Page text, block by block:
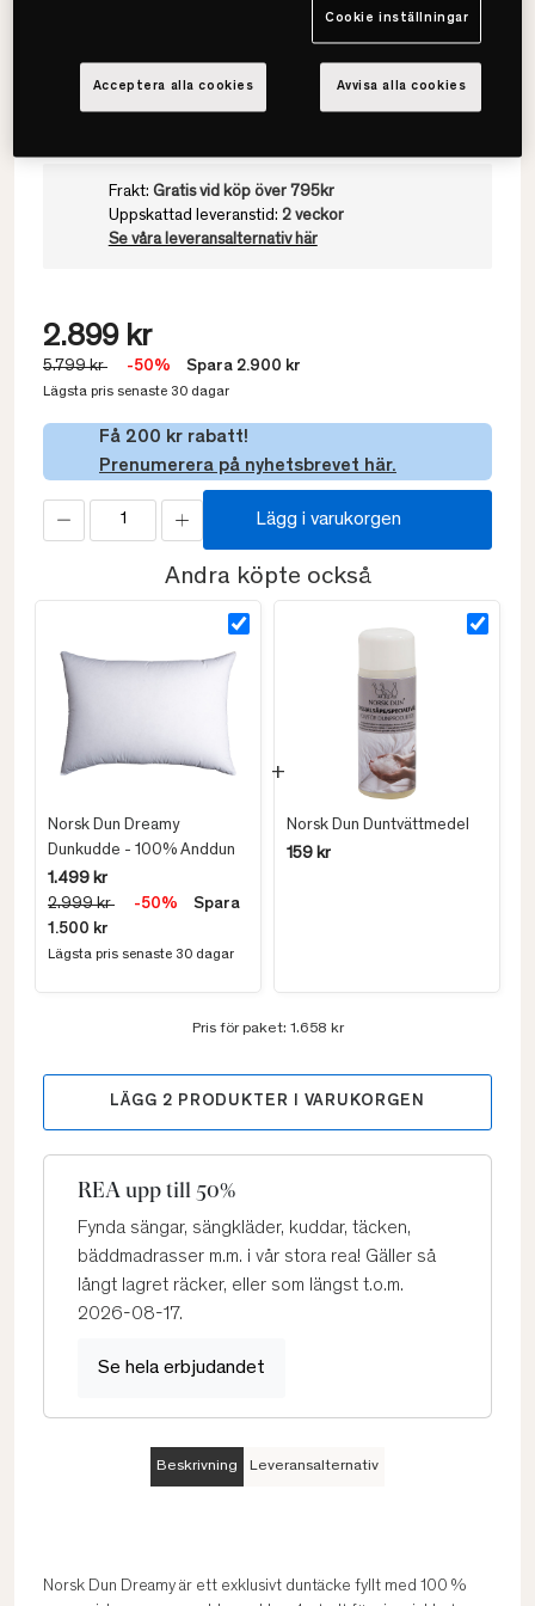
Medelvarmt
Frakt: Gratis vid köp över 795kr
Uppskattad leveranstid: 2 veckor
Se våra leveransalternativ här
2.899 kr
5.799 kr -50% Spara 2.900 kr
Lägsta pris senaste 30 dagar
Få 200 kr rabatt!
Prenumerera på nyhetsbrevet här.
Lägg i varukorgen
Andra köpte också
Norsk Dun Dreamy
Dunkudde - 100% Anddun
1.499 kr
2.999 kr
-50%
Spara
1.500 kr
Lägsta pris senaste 30 dagar
Norsk Dun Duntvättmedel
159 kr
Pris för paket: 1.658 kr
LÄGG 2 PRODUKTER I VARUKORGEN
REA upp till 50%
Fynda sängar, sängkläder, kuddar, täcken,
bäddmadrasser m.m. i vår stora rea! Gäller så
långt lagret räcker, eller som längst t.o.m.
2026-08-17.
Se hela erbjudandet
Beskrivning Leveransalternativ
Norsk Dun Dreamy är ett exklusivt duntäcke fyllt med 100 %
Cookie inställningar
Avvisa alla cookies
Acceptera alla cookies